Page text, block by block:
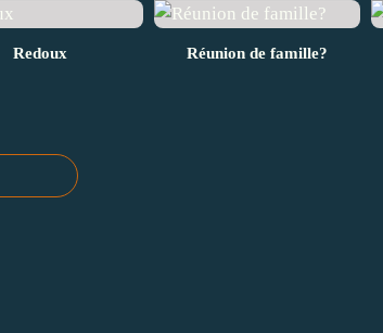
Redoux Réunion de famille?